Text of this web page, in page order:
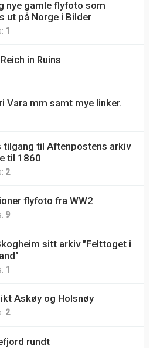
nye gamle flyfoto som
ut på Norge i Bilder
1
in Ruins
Vara mm samt mye linker.
tilgang til Aftenpostens arkiv
til 1860
2
flyfoto fra WW2
9
sitt arkiv "Felttoget i
1
Askøy og Holsnøy
2
rundt